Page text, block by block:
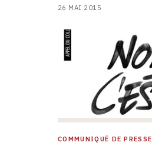
26 MAI 2015
COMMUNIQUÉ DE PRESSE